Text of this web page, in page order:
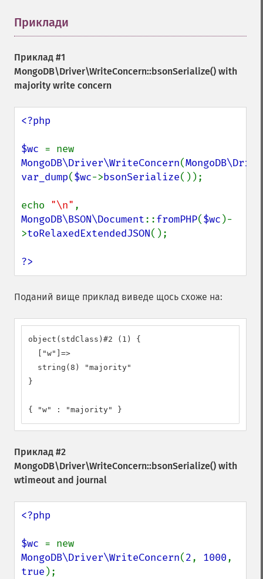
Приклади
Приклад #1
MongoDB\Driver\WriteConcern::bsonSerialize() with
majority write concern
<?php
$wc
MongoDB\Driver\WriteConcern(
var_dump($wc->bsonSerialize());
echo "\n"
MongoDB\BSON\Document::fromPHP($wc )-
>toRelaxedExtendedJSON();
?>
Поданий вище приклад виведе щось схоже на:
object(stdClass)#2 (1) {
  ["w"]=>
  string(8) "majority"
}
{ "w" : "majority" }
Приклад #2
MongoDB\Driver\WriteConcern::bsonSerialize() with
wtimeout and journal
<?php
$wc
MongoDB\Driver\WriteConcern(2, 1000
true